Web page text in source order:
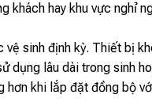
khách hay khu vực nghỉ
sinh định kỳ. Thiết bị
dụng lâu dài trong sinh
hơn khi lắp đặt đồng bộ